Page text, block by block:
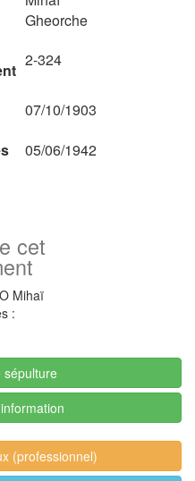
Gheorche
2-324
07/10/1903
05/06/1942
cet
Mihaï
:
sépulture
(professionnel)